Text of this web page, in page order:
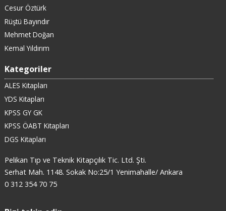
Cesur Öztürk
Rüştü Bayındır
Mehmet Doğan
Kemal Yıldırım
Kategoriler
ALES Kitapları
YDS Kitapları
KPSS GY GK
KPSS ÖABT Kitapları
DGS Kitapları
Pelikan Tıp ve Teknik Kitapçılık Tic. Ltd. Şti.
Serhat Mah. 1148. Sokak No:25/1 Yenimahalle/ Ankara
0 312 354 70 75